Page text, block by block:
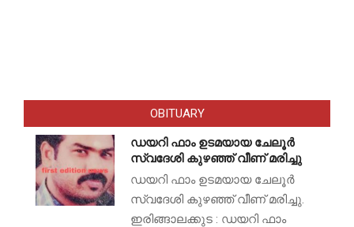
OBITUARY
ഡയറി ഫാം ഉടമയായ ചേലൂർ
സ്വദേശി കുഴഞ്ഞ് വീണ് മരിച്ചു
ഡയറി ഫാം ഉടമയായ ചേലൂർ
സ്വദേശി കുഴഞ്ഞ് വീണ് മരിച്ചു.
ഇരിങ്ങാലക്കുട : ഡയറി ഫാം